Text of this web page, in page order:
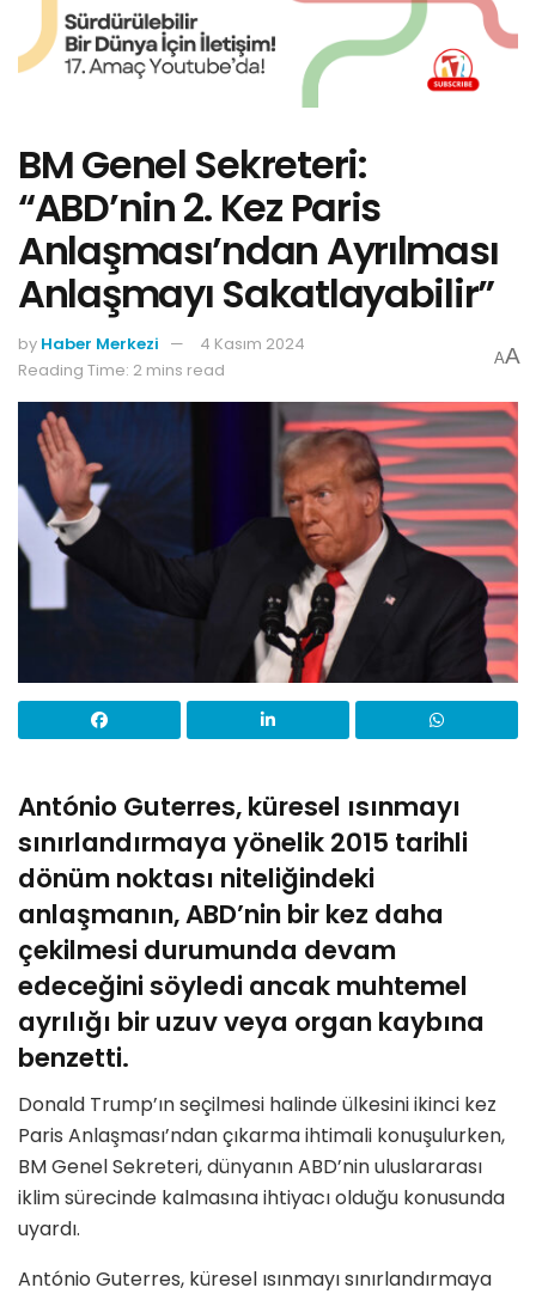
BM Genel Sekreteri:
“ABD’nin 2. Kez Paris
Anlaşması’ndan Ayrılması
Anlaşmayı Sakatlayabilir”
by Haber Merkezi
4 Kasım 2024
Reading Time: 2 mins read
AA
António Guterres, küresel ısınmayı
sınırlandırmaya yönelik 2015 tarihli
dönüm noktası niteliğindeki
anlaşmanın, ABD’nin bir kez daha
çekilmesi durumunda devam
edeceğini söyledi ancak muhtemel
ayrılığı bir uzuv veya organ kaybına
benzetti.
Donald Trump’ın seçilmesi halinde ülkesini ikinci kez
Paris Anlaşması’ndan çıkarma ihtimali konuşulurken,
BM Genel Sekreteri, dünyanın ABD’nin uluslararası
iklim sürecinde kalmasına ihtiyacı olduğu konusunda
uyardı.
António Guterres, küresel ısınmayı sınırlandırmaya